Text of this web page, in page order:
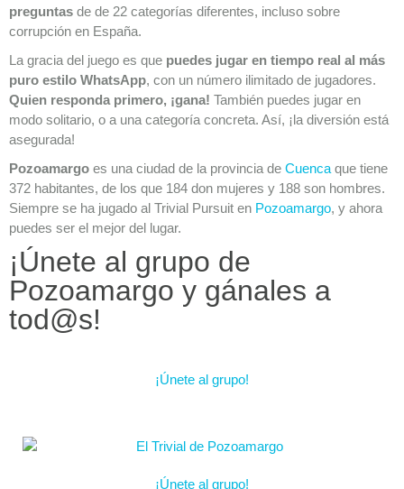
preguntas de de 22 categorías diferentes, incluso sobre
corrupción en España.
La gracia del juego es que puedes jugar en tiempo real al más
puro estilo WhatsApp, con un número ilimitado de jugadores.
Quien responda primero, ¡gana! También puedes jugar en
modo solitario, o a una categoría concreta. Así, ¡la diversión está
asegurada!
Pozoamargo es una ciudad de la provincia de Cuenca que tiene
372 habitantes, de los que 184 don mujeres y 188 son hombres.
Siempre se ha jugado al Trivial Pursuit en Pozoamargo, y ahora
puedes ser el mejor del lugar.
¡Únete al grupo de
Pozoamargo y gánales a
tod@s!
¡Únete al grupo!
¡Únete al grupo!